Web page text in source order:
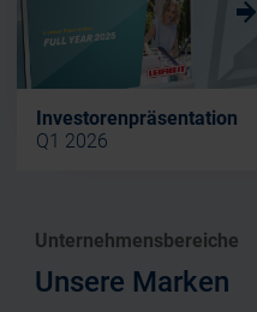
Investorenpräsentation
Q1 2026
w
Unternehmensbereiche
Unsere Marken